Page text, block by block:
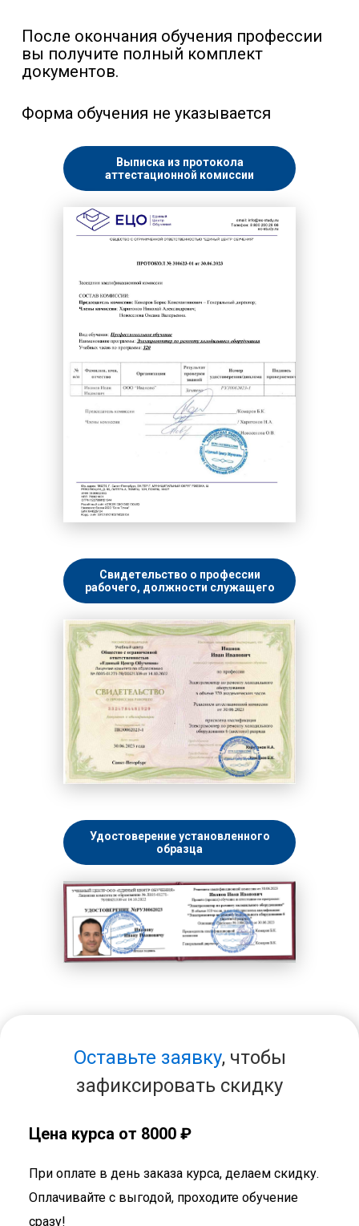
После окончания обучения профессии
вы получите полный комплект
документов.
Форма обучения не указывается
Выписка из протокола
аттестационной комиссии
Свидетельство о профессии
рабочего, должности служащего
Удостоверение установленного
образца
Оставьте заявку, чтобы
зафиксировать скидку
Цена курса от 8000 ₽
При оплате в день заказа курса, делаем скидку.
Оплачивайте с выгодой, проходите обучение
сразу!